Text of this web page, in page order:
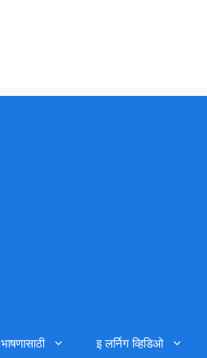
भाषणासाठी इ लर्निग व्हिडिओ